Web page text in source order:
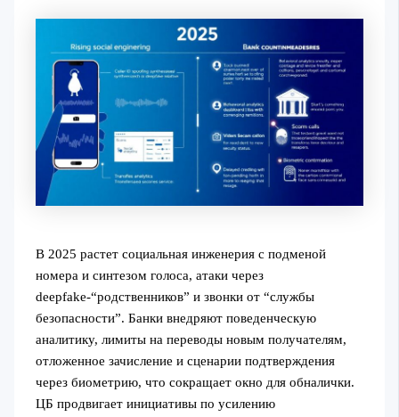
В 2025 растет социальная инженерия с подменой
номера и синтезом голоса, атаки через
deepfake-“родственников” и звонки от “службы
безопасности”. Банки внедряют поведенческую
аналитику, лимиты на переводы новым получателям,
отложенное зачисление и сценарии подтверждения
через биометрию, что сокращает окно для обналички.
ЦБ продвигает инициативы по усилению